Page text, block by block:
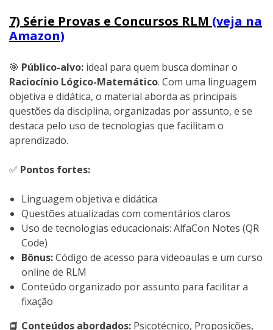
7) Série Provas e Concursos RLM (veja na
Amazon)
🎯 Público-alvo: ideal para quem busca dominar o
Raciocínio Lógico-Matemático. Com uma linguagem
objetiva e didática, o material aborda as principais
questões da disciplina, organizadas por assunto, e se
destaca pelo uso de tecnologias que facilitam o
aprendizado.
✅ Pontos fortes:
Linguagem objetiva e didática
Questões atualizadas com comentários claros
Uso de tecnologias educacionais: AlfaCon Notes (QR
Code)
Bônus:Código de acesso para videoaulas e um curso
online de RLM
Conteúdo organizado por assunto para facilitar a
fixação
📘 Conteúdos abordados: Psicotécnico, Proposições,